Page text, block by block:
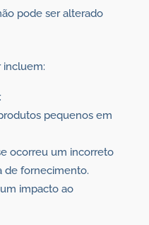
pode ser alterado
incluem:
pequenos em
ocorreu um incorreto
de fornecimento.
impacto ao